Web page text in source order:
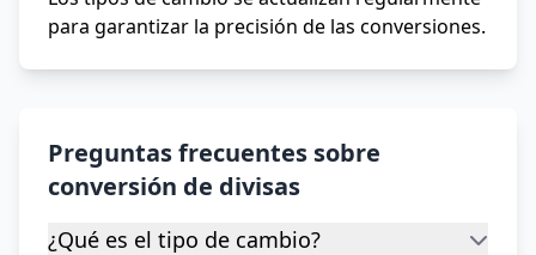
para garantizar la precisión de las conversiones.
Preguntas frecuentes sobre
conversión de divisas
¿Qué es el tipo de cambio?